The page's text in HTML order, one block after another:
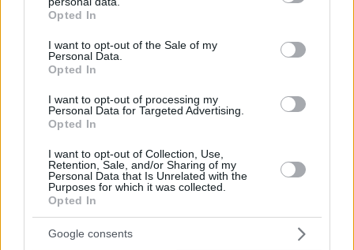
grant or deny consent to Google and its third-party tags to
use your data for below specified purposes in below Google
consent section.
Opted In
I want to opt-out of the Sale of my
Personal Data.
Opted In
I want to opt-out of processing my
Personal Data for Targeted Advertising.
Opted In
I want to opt-out of Collection, Use,
Retention, Sale, and/or Sharing of my
Personal Data that Is Unrelated with the
Purposes for which it was collected.
Opted In
Google consents
Διασκεδάζουμε υπεύθυνα,
επιστρέφουμε με ασφάλεια
Κίνα: Σήκωσαν τσιμεντένιο μπλοκ
1.540 τόνων για νέο λιμενικό έργο –
Θα κατασκευαστούν 75 για έως 72